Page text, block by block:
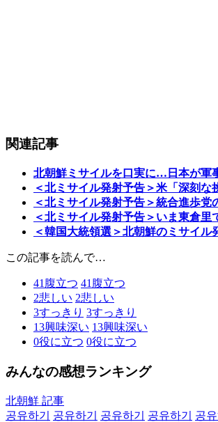
関連記事
北朝鮮ミサイルを口実に…日本が軍
＜北ミサイル発射予告＞米「深刻
＜北ミサイル発射予告＞統合進歩党
＜北ミサイル発射予告＞いま東倉
＜韓国大統領選＞北朝鮮のミサイ
この記事を読んで…
41 腹立つ 41 腹立つ
2悲しい 2悲しい
3すっきり 3すっきり
13興味深い 13興味深い
0役に立つ 0役に立つ
みんなの感想ランキング
北朝鮮 記事
공유하기
공유하기 공유하기 공유하기
공유